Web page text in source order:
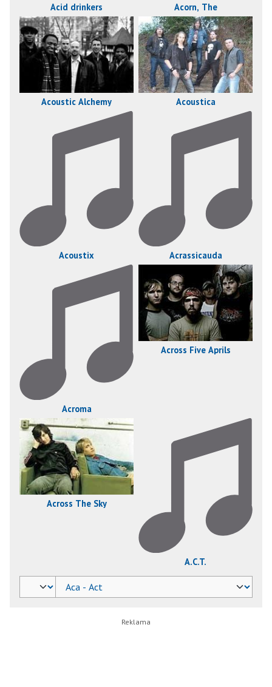
Acid drinkers Acorn, The
Acoustic Alchemy Acoustica
Acoustix Acrassicauda
Acroma
Across Five Aprils
Across The Sky
A.C.T.